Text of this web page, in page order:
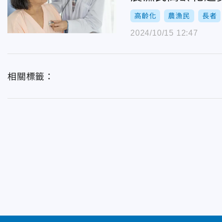
高齡化 農漁民 長者
2024/10/15 12:47
相關標籤：